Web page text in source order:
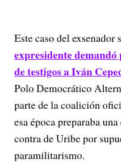
Este caso del exsenador
expresidente
de testigos a Iván
Polo Democrático
parte de la coalición
esa época preparaba
contra de Uribe por
paramilitarismo.